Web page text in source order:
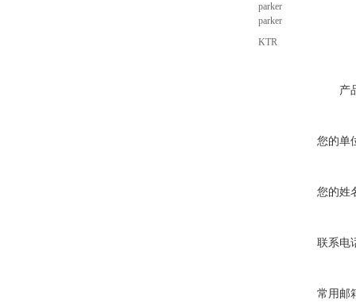
parker
parker
KTR
产
您的单
您的姓
联系电
常用邮